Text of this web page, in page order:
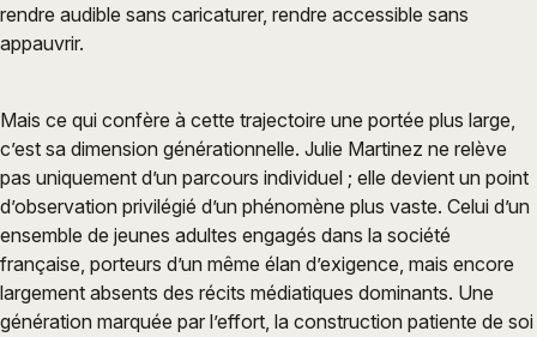
rendre audible sans caricaturer, rendre accessible sans
appauvrir.
Mais ce qui confère à cette trajectoire une portée plus large,
c’est sa dimension générationnelle. Julie Martinez ne relève
pas uniquement d’un parcours individuel ; elle devient un point
d’observation privilégié d’un phénomène plus vaste. Celui d’un
ensemble de jeunes adultes engagés dans la société
française, porteurs d’un même élan d’exigence, mais encore
largement absents des récits médiatiques dominants. Une
génération marquée par l’effort, la construction patiente de soi